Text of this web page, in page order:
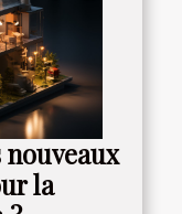
la